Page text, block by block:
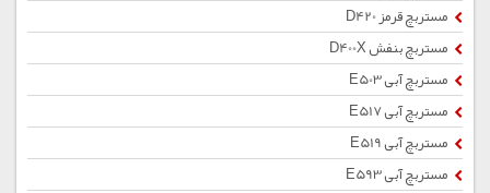
مستربچ قرمز D420
مستربچ بنفش D400X
مستربچ آبی E503
مستربچ آبی E517
مستربچ آبی E519
مستربچ آبی E593